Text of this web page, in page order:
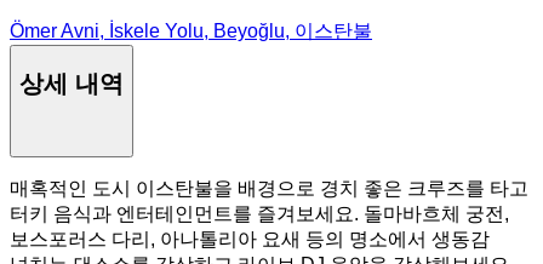
Ömer Avni, İskele Yolu, Beyoğlu, 이스탄불
상세 내역
매혹적인 도시 이스탄불을 배경으로 경치 좋은 크루즈를 타고
터키 음식과 엔터테인먼트를 즐겨보세요. 돌마바흐체 궁전,
보스포러스 다리, 아나톨리아 요새 등의 명소에서 생동감